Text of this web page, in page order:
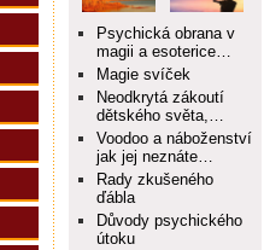
Psychická obrana v
magii a esoterice…
Magie svíček
Neodkrytá zákoutí
dětského světa,…
Voodoo a náboženství
jak jej neznáte…
Rady zkušeného
ďábla
Důvody psychického
útoku